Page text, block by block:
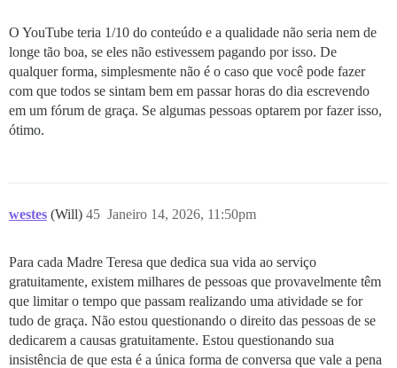
O YouTube teria 1/10 do conteúdo e a qualidade não seria nem de
longe tão boa, se eles não estivessem pagando por isso. De
qualquer forma, simplesmente não é o caso que você pode fazer
com que todos se sintam bem em passar horas do dia escrevendo
em um fórum de graça. Se algumas pessoas optarem por fazer isso,
ótimo.
westes (Will) Janeiro 14, 2026, 11:50pm
45
Para cada Madre Teresa que dedica sua vida ao serviço
gratuitamente, existem milhares de pessoas que provavelmente têm
que limitar o tempo que passam realizando uma atividade se for
tudo de graça. Não estou questionando o direito das pessoas de se
dedicarem a causas gratuitamente. Estou questionando sua
insistência de que esta é a única forma de conversa que vale a pena